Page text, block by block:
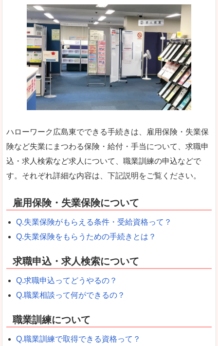
ハローワーク広島東でできる手続きは、雇用保険・失業保
険など失業にまつわる保険・給付・手当について、求職申
込・求人検索など求人について、職業訓練の申込などで
す。それぞれ詳細な内容は、下記説明をご覧ください。
雇用保険・失業保険について
Q.失業保険がもらえる条件・受給資格って？
Q.失業保険をもらうための手続きとは？
求職申込・求人検索について
Q.求職申込ってどうやるの？
Q.職業相談って何ができるの？
職業訓練について
Q.職業訓練で取得できる資格って？